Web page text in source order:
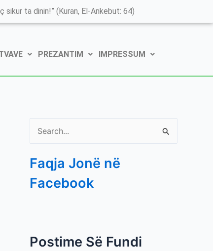
ta dinin!” (Kuran, El-Ankebut: 64)
PREZANTIM IMPRESSUM
a
r
o
Faqja Jonë në
Facebook
Postime Së Fundi
K
a
e
i
e
P
i